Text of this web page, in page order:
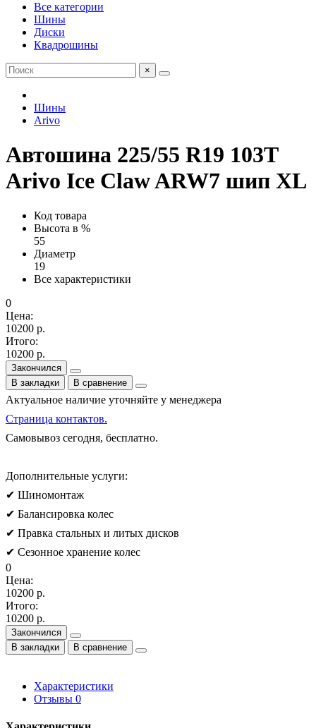
Все категории
Шины
Диски
Квадрошины
×
Шины
Arivo
Автошина 225/55 R19 103T
Arivo Ice Claw ARW7 шип XL
Код товара
Высота в %
55
Диаметр
19
Все характеристики
0
Цена:
10200 р.
Итого:
10200 р.
Закончился
В закладки
В сравнение
Актуальное наличие уточняйте у менеджера
Страница контактов.
Самовывоз сегодня, бесплатно.
Дополнительные услуги:
✔ Шиномонтаж
✔ Балансировка колес
✔ Правка стальных и литых дисков
✔ Сезонное хранение колес
0
Цена:
10200 р.
Итого:
10200 р.
Закончился
В закладки
В сравнение
Характеристики
Отзывы 0